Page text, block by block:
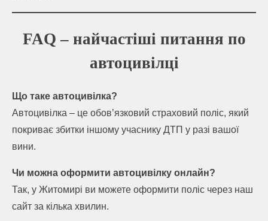
FAQ – найчастіші питання по
автоцивілці
Що таке автоцивілка?
Автоцивілка – це обов’язковий страховий поліс, який
покриває збитки іншому учаснику ДТП у разі вашої
вини.
Чи можна оформити автоцивілку онлайн?
Так, у Житомирі ви можете оформити поліс через наш
сайт за кілька хвилин.